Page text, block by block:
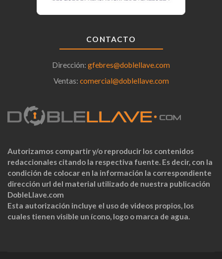
CONTACTO
Dirección: gfebres@doblellave.com
Ventas: comercial@doblellave.com
Autorizamos compartir y/o reproducir los contenidos
redaccionales citando la respectiva fuente. Es decir, con la
condición de colocar en la información la correspondiente
dirección url del material utilizado de nuestra publicación
DobleLlave.com
Esta autorización incluye el uso de videos propios, los
cuales tienen visible un ícono, logo o marca de agua.